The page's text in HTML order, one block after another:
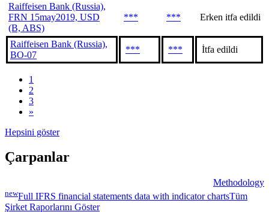
Raiffeisen Bank (Russia),
FRN 15may2019, USD
(B, ABS)
*** *** Erken itfa edildi
Raiffeisen Bank (Russia),
BO-07
*** *** İtfa edildi
1
2
3
»
Hepsini göster
Çarpanlar
Methodology
newFull IFRS financial statements data with indicator chartsTüm
Şirket Raporlarını Göster